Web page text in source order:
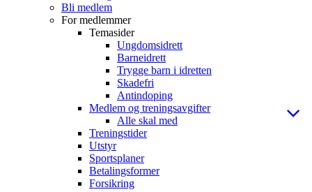
Bli medlem
For medlemmer
Temasider
Ungdomsidrett
Barneidrett
Trygge barn i idretten
Skadefri
Antindoping
Medlem og treningsavgifter
Alle skal med
Treningstider
Utstyr
Sportsplaner
Betalingsformer
Forsikring